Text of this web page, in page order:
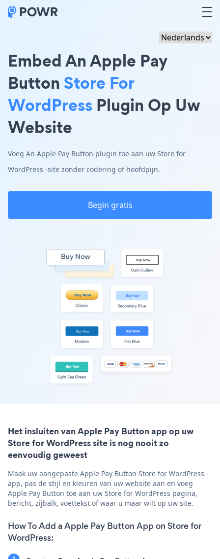
Embed An Apple Pay
ButtonStore For
WordPress Plugin Op Uw
Website
Voeg An Apple Pay Button plugin toe aan uw Store for
WordPress -site zonder codering of hoofdpijn.
Begin gratis
Het insluiten van Apple Pay Button app op uw
Store for WordPress site is nog nooit zo
eenvoudig geweest
Maak uw aangepaste Apple Pay Button Store for WordPress -
app, pas de stijl en kleuren van uw website aan en voeg
Apple Pay Button toe aan uw Store for WordPress pagina,
bericht, zijbalk, voettekst of waar u maar wilt op uw site.
How To Add a Apple Pay Button App on Store for
WordPress: